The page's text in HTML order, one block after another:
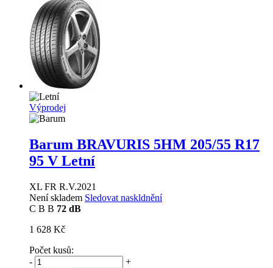
Výprodej
Barum BRAVURIS 5HM 205/55 R17
95 V Letní
XL FR R.V.2021
Není skladem Sledovat naskldnění
C B B 72 dB
1 628 Kč
Počet kusů:
-
+